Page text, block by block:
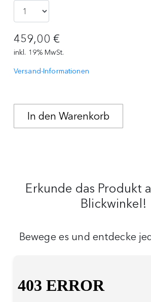
459,00 €
inkl. 19% MwSt.
Versand-Informationen
Erkunde das Produkt
Blickwinkel!
Bewege es und entdecke